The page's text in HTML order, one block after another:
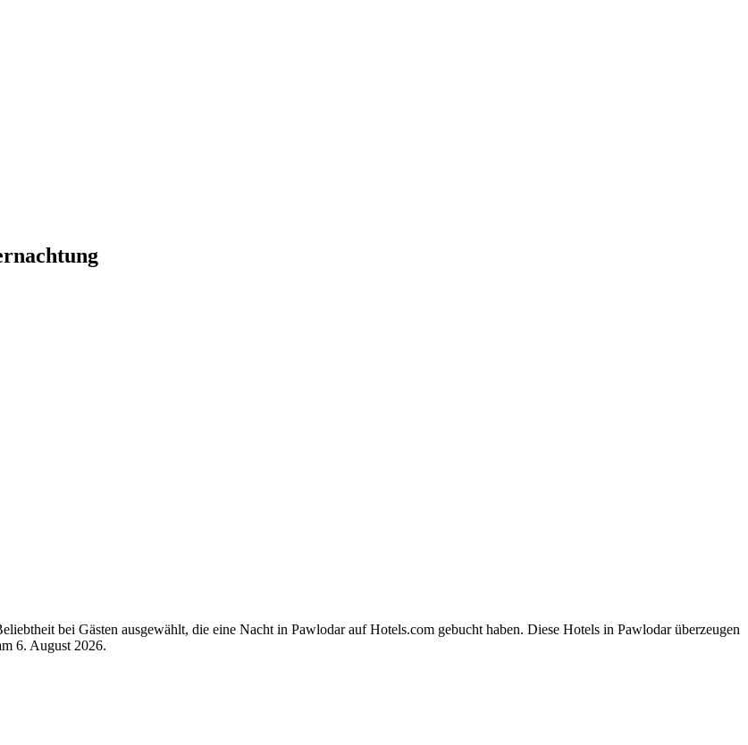
bei Gästen ausgewählt, die eine Nacht in Pawlodar auf Hotels.com gebucht haben. Diese Hotels in Pawlodar überzeugen
6. August 2026.